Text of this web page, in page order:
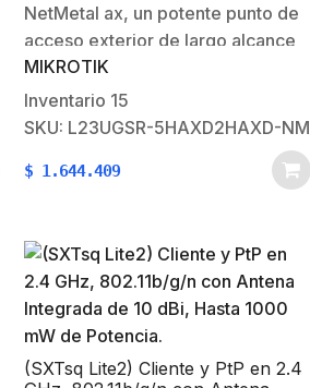
NetMetal ax, un potente punto de
acceso exterior de largo alcance
que prospera en cualquier
entorno. Diseñado para una mayor
durabilidad, se puede instalar casi
en cualquier lugar con facilidad:
puede abrir y cerrar el estuche
MIKROTIK
Inventario 15
SKU: L23UGSR-5HAXD2HAXD-NM
$ 1.644.409
(SXTsq Lite2) Cliente y PtP en 2.4